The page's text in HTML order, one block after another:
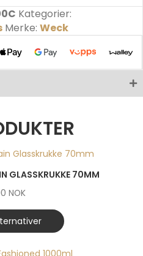
Kategorier:
Merke: Weck
GLASSKRUKKE 70MM
NOK